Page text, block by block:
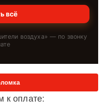
всё
воздуха» — по звонку
к оплате: